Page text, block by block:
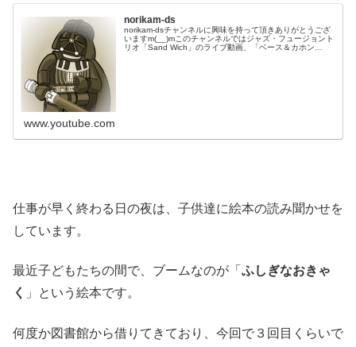
norikam-ds
norikam-dsチャンネルに興味を持って頂きありがとうござ
いますm(__)mこのチャンネルではジャズ・フュージョント
リオ「Sand Wich」のライブ動画、「ベース＆カホン
www.youtube.com
仕事が早く終わる日の夜は、子供達に絵本の読み聞かせを
しています。
最近子どもたちの間で、ブームなのが「 ふしぎなおきゃ
く
」という絵本です。
何度か図書館から借りてきており、今回で３回目くらいで